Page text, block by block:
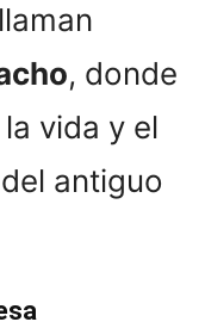
, donde
vida y el
antiguo